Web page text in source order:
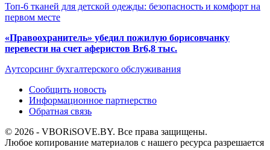
Топ-6 тканей для детской одежды: безопасность и комфорт на
первом месте
«Правоохранитель» убедил пожилую борисовчанку
перевести на счет аферистов Br6,8 тыс.
Аутсорсинг бухгалтерского обслуживания
Сообщить новость
Информационное партнерство
Обратная связь
© 2026 - VBORiSOVE.BY. Все права защищены.
Любое копирование материалов с нашего ресурса разрешается